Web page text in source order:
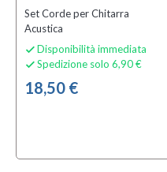
Set Corde per Chitarra
Acustica
 Disponibilità immediata
 Spedizione solo 6,90 €
18,50 €